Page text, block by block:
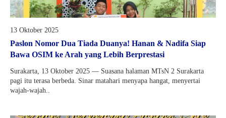
13 Oktober 2025
Paslon Nomor Dua Tiada Duanya! Hanan & Nadifa Siap
Bawa OSIM ke Arah yang Lebih Berprestasi
Surakarta, 13 Oktober 2025 — Suasana halaman MTsN 2 Surakarta
pagi itu terasa berbeda. Sinar matahari menyapa hangat, menyertai
wajah-wajah..